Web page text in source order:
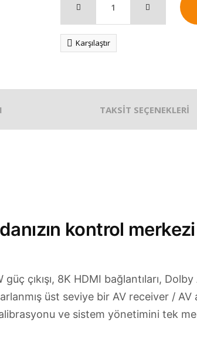
Karşılaştır
TAKSİT SEÇENEKLERİ
kontrol
çıkışı, 8K HDMI bağlantıları,
üst seviye bir AV receiver /
ve sistem yönetimini tek